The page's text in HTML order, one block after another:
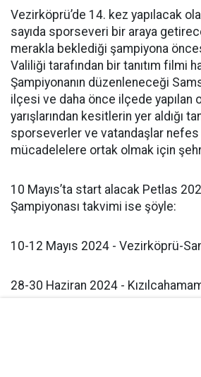
Vezirköprü’de 14. kez yapılacak
sayıda sporseveri bir araya
merakla beklediği şampiyona
Valiliği tarafından bir tanıtım filmi
Şampiyonanın düzenleneceği
ilçesi ve daha önce ilçede yapılan
yarışlarından kesitlerin yer aldığı
sporseverler ve vatandaşlar
mücadelelere ortak olmak için
10 Mayıs’ta start alacak Petlas
Şampiyonası takvimi ise şöyle:
10-12 Mayıs 2024 - Vezirköprü-
28-30 Haziran 2024 -